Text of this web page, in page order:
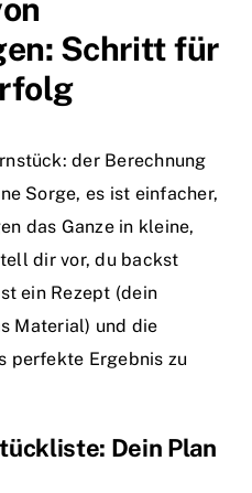
Schritt für
der Berechnung
Sorge, es ist einfacher,
das Ganze in kleine,
dir vor, du backst
ein Rezept (dein
Material) und die
perfekte Ergebnis zu
Dein Plan